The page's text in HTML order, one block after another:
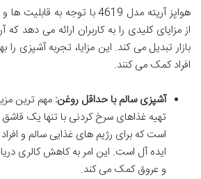
هواپز آریته مدل 4619 با توجه
از مزایای کلیدی را به کاربران ارائه می دهد
بازار تبدیل می کند. این مزایا، تجربه آشپزی
افراد کمک می کنند.
آشپزی سالم با حداقل روغن: مهم ترین
تهیه غذاهای سرخ کردنی با تنها یک
است که برای رژیم های غذایی سالم و
ایده آل است. این امر به کاهش کالری
و عروق کمک می کند.